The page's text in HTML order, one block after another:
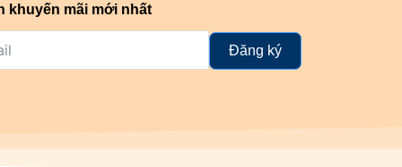
khuyến mãi mới nhất
Đăng ký